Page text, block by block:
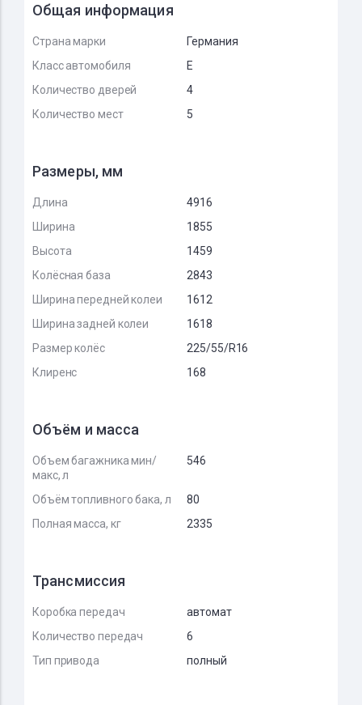
Общая информация
Страна марки
Германия
Класс автомобиля
E
Количество дверей
4
Количество мест
5
Размеры, мм
Длина
4916
Ширина
1855
Высота
1459
Колёсная база
2843
Ширина передней колеи
1612
Ширина задней колеи
1618
Размер колёс
225/55/R16
Клиренс
168
Объём и масса
Объем багажника мин/
макс, л
546
Объём топливного бака, л
80
Полная масса, кг
2335
Трансмиссия
Коробка передач
автомат
Количество передач
6
Тип привода
полный